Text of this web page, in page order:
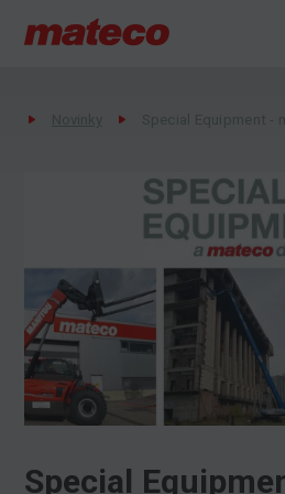
Special